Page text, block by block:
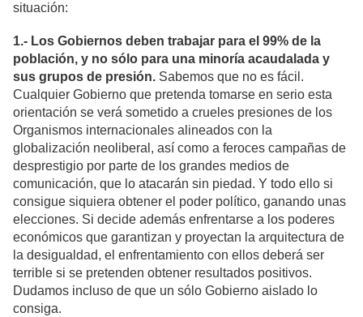
situación:
1.- Los Gobiernos deben trabajar para el 99% de la
población, y no sólo para una minoría acaudalada y
sus grupos de presión. Sabemos que no es fácil.
Cualquier Gobierno que pretenda tomarse en serio esta
orientación se verá sometido a crueles presiones de los
Organismos internacionales alineados con la
globalización neoliberal, así como a feroces campañas de
desprestigio por parte de los grandes medios de
comunicación, que lo atacarán sin piedad. Y todo ello si
consigue siquiera obtener el poder político, ganando unas
elecciones. Si decide además enfrentarse a los poderes
económicos que garantizan y proyectan la arquitectura de
la desigualdad, el enfrentamiento con ellos deberá ser
terrible si se pretenden obtener resultados positivos.
Dudamos incluso de que un sólo Gobierno aislado lo
consiga.